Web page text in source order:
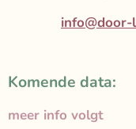
info@door-
Komende data:
meer info volgt